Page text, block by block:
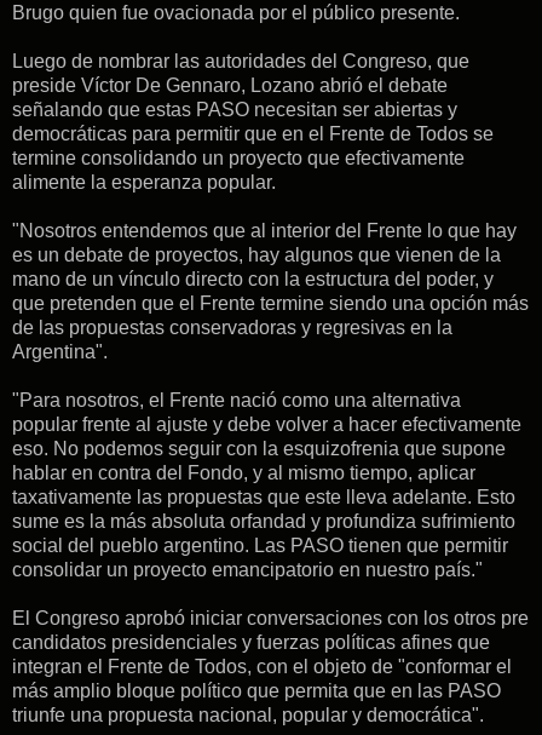
Brugo quien fue ovacionada por el público presente.
Luego de nombrar las autoridades del Congreso, que
preside Víctor De Gennaro, Lozano abrió el debate
señalando que estas PASO necesitan ser abiertas y
democráticas para permitir que en el Frente de Todos se
termine consolidando un proyecto que efectivamente
alimente la esperanza popular.
"Nosotros entendemos que al interior del Frente lo que hay
es un debate de proyectos, hay algunos que vienen de la
mano de un vínculo directo con la estructura del poder, y
que pretenden que el Frente termine siendo una opción más
de las propuestas conservadoras y regresivas en la
Argentina".
"Para nosotros, el Frente nació como una alternativa
popular frente al ajuste y debe volver a hacer efectivamente
eso. No podemos seguir con la esquizofrenia que supone
hablar en contra del Fondo, y al mismo tiempo, aplicar
taxativamente las propuestas que este lleva adelante. Esto
sume es la más absoluta orfandad y profundiza sufrimiento
social del pueblo argentino. Las PASO tienen que permitir
consolidar un proyecto emancipatorio en nuestro país."
El Congreso aprobó iniciar conversaciones con los otros pre
candidatos presidenciales y fuerzas políticas afines que
integran el Frente de Todos, con el objeto de "conformar el
más amplio bloque político que permita que en las PASO
triunfe una propuesta nacional, popular y democrática".